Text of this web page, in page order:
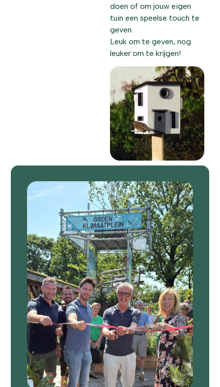
doen of om jouw eigen
tuin een speelse touch te
geven.
Leuk om te geven, nog
leuker om te krijgen!